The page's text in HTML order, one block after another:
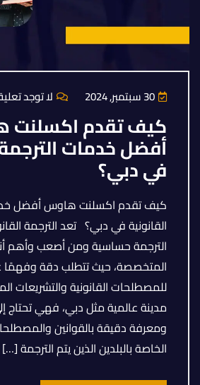
لا توجد
كيف تقدم
أفضل خدمات الترجمة
في دبي؟
كيف تقدم اكسلنت هاوس أفضل
القانونية في دبي؟ تعد الترجمة
الترجمة حساسية ومن أصعب وأهم
المتخصصة، حيث تتطلب دقة وفهمًا
للمصطلحات القانونية والتشريعات
مدينة عالمية مثل دبي، فهي تحتاج
ومعرفة دقيقة بالقوانين
الخاصة بالبلدين الذين يتم الترجمة […]